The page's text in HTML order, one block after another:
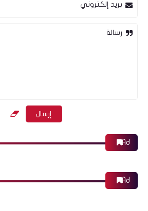
بريد إلكتروني
رسالة
Ad
Ad